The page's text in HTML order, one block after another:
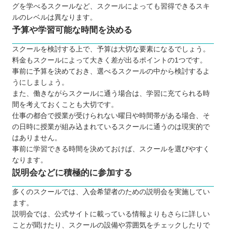
S.K.K.情報ビジネス専門学校
デジハリ・オンラインスクール
SAMURAIENGINEER（侍エンジニア）
TechAcademy（テックアカデミー）
DMMWEBCAMP
【青森】子ども向けのおすすめプログラミングス
クール3選
プロクラ
QUREOプログラミング教室
自分にあったスクールを選ぼう
グを学べるスクールなど、スクールによっても習得できるスキ
ルのレベルは異なります。
予算や学習可能な時間を決める
スクールを検討する上で、予算は大切な要素になるでしょう。
料金もスクールによって大きく差が出るポイントの1つです。
事前に予算を決めておき、選べるスクールの中から検討するよ
うにしましょう。
また、働きながらスクールに通う場合は、学習に充てられる時
間を考えておくことも大切です。
仕事の都合で授業が受けられない曜日や時間帯がある場合、そ
の日時に授業が組み込まれているスクールに通うのは現実的で
はありません。
事前に学習できる時間を決めておけば、スクールを選びやすく
なります。
説明会などに積極的に参加する
多くのスクールでは、入会希望者のための説明会を実施してい
ます。
説明会では、公式サイトに載っている情報よりもさらに詳しい
ことが聞けたり、スクールの設備や雰囲気をチェックしたりで